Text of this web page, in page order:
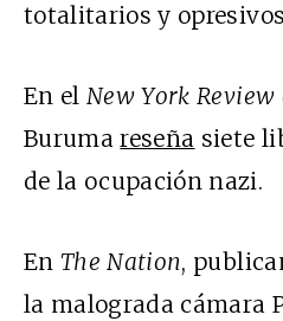
totalitarios y
En elNew York Review
Burumareseña siete
de la ocupación nazi.
EnThe Nation,
la malograda cámara